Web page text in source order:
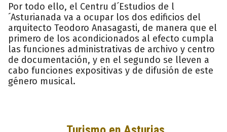
Por todo ello, el Centru d´Estudios de l
´Asturianada va a ocupar los dos edificios del
arquitecto Teodoro Anasagasti, de manera que el
primero de los acondicionados al efecto cumpla
las funciones administrativas de archivo y centro
de documentación, y en el segundo se lleven a
cabo funciones expositivas y de difusión de este
género musical.